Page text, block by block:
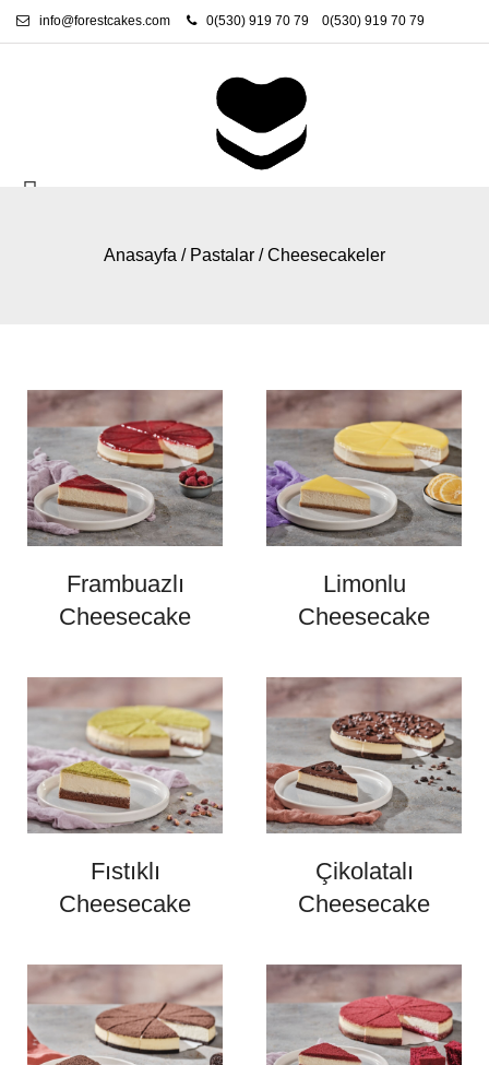
info@forestcakes.com 0(530) 919 70 79 0(530) 919 70 79
Anasayfa / Pastalar /Cheesecakeler
Frambuazlı
Cheesecake
Limonlu
Cheesecake
Fıstıklı
Cheesecake
Çikolatalı
Cheesecake